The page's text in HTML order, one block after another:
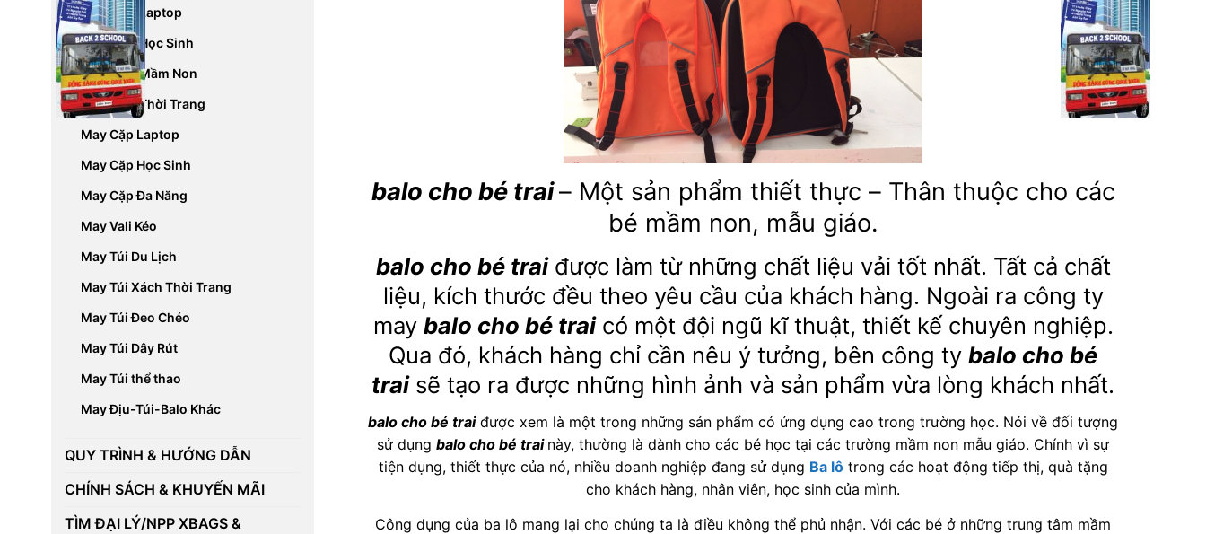
May Balo Laptop
May Balo Học Sinh
May Balo Mầm Non
May Balo Thời Trang
May Cặp Laptop
May Cặp Học Sinh
May Cặp Đa Năng
May Vali Kéo
May Túi Du Lịch
May Túi Xách Thời Trang
May Túi Đeo Chéo
May Túi Dây Rút
May Túi thể thao
May Địu-Túi-Balo Khác
QUY TRÌNH & HƯỚNG DẪN
CHÍNH SÁCH & KHUYẾN MÃI
TÌM ĐẠI LÝ/NPP XBAGS &
balo cho bé trai– Một sản phẩm thiết thực – Thân thuộc cho các
bé mầm non, mẫu giáo.
balo cho bé traiđược làm từ những chất liệu vải tốt nhất. Tất cả chất
liệu, kích thước đều theo yêu cầu của khách hàng. Ngoài ra công ty
may balo cho bé traicó một đội ngũ kĩ thuật, thiết kế chuyên nghiệp.
Qua đó, khách hàng chỉ cần nêu ý tưởng, bên công tybalo cho bé
traisẽ tạo ra được những hình ảnh và sản phẩm vừa lòng khách nhất.
balo cho bé traiđược xem là một trong những sản phẩm có ứng dụng cao trong trường học. Nói về đối tượng
sử dụngbalo cho bé trai này, thường là dành cho các bé học tại các trường mầm non mẫu giáo. Chính vì sự
tiện dụng, thiết thực của nó, nhiều doanh nghiệp đang sử dụng Ba lôtrong các hoạt động tiếp thị, quà tặng
cho khách hàng, nhân viên, học sinh của mình.
Công dụng của ba lô mang lại cho chúng ta là điều không thể phủ nhận. Với các bé ở những trung tâm mầm